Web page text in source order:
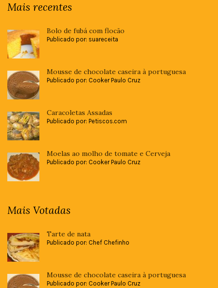
Mais recentes
Bolo de fubá com flocão
Publicado por: suareceita
Mousse de chocolate caseira à portuguesa
Publicado por: Cooker Paulo Cruz
Caracoletas Assadas
Publicado por: Petiscos.com
Moelas ao molho de tomate e Cerveja
Publicado por: Cooker Paulo Cruz
Mais Votadas
Tarte de nata
Publicado por: Chef Chefinho
Mousse de chocolate caseira à portuguesa
Publicado por: Cooker Paulo Cruz